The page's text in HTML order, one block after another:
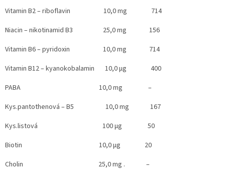
Vitamin B2 – riboflavin 10,0 mg 714
Niacin – nikotinamid B3 25,0 mg 156
Vitamin B6 – pyridoxin 10,0 mg 714
Vitamin B12 – kyanokobalamin 10,0 µg 400
PABA 10,0 mg –
Kys.pantothenová – B5 10,0 mg 167
Kys.listová 100 µg 50
Biotin 10,0 µg 20
Cholin 25,0 mg . –